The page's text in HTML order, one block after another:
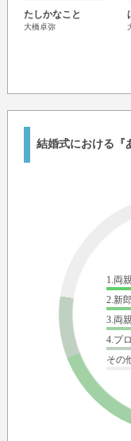
たしかなこと
大橋卓弥
結婚式における『
1.両
2.新
3.両
4.プ
その